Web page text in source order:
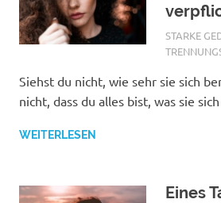
JANUAR
STARKE
Siehst du nicht, wie sehr sie sich
nicht, dass du alles bist, was sie
WEITERLESEN
Eines